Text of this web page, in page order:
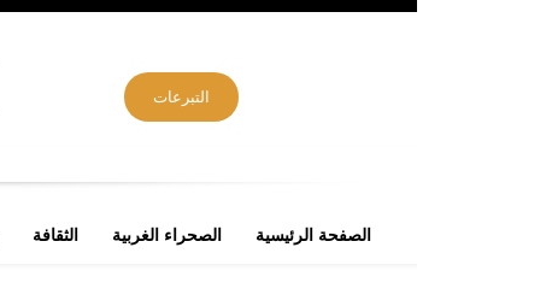
التبرعات
الصفحة الرئيسية الصحراء الغربية الثقافة